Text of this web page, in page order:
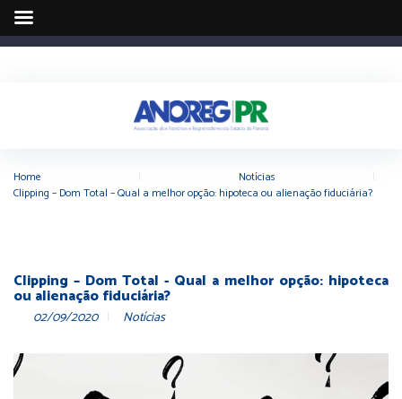
Home Notícias
Clipping – Dom Total – Qual a melhor opção: hipoteca ou alienação fiduciária?
Clipping – Dom Total - Qual a melhor opção: hipoteca
ou alienação fiduciária?
02/09/2020 Notícias